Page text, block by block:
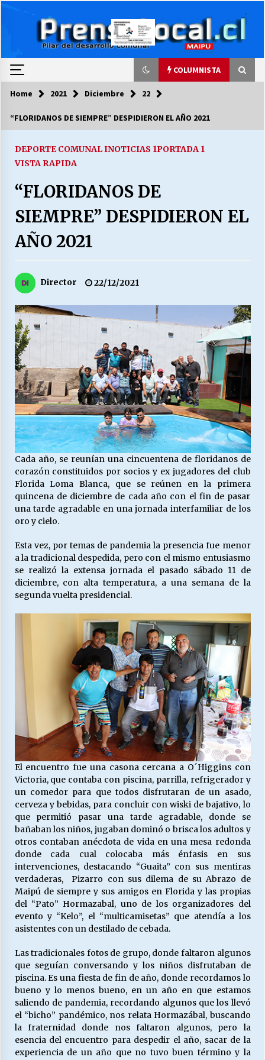
COLUMNISTA
COLUMNISTA
cuándo van a bajar?
LA DC POR SIEMPRE.RECORDANDO 69 AÑOS DE
HISTORIA
28/07/2026
“ORGULLOSOS DE SER DC” SALUDA EL
LABORAL:
13/07/2026
Escuela hospitalaria El Carmen de Maipu.
25/06/2026
¿Qué habrían dicho?
23/06/2026
VOLVER A SER ALTERNATIVA
16/06/2026
MUNICIPALIDADES, HONORARIOS, DESPIDOS
Releyendo la Rerum Novarum a 135 años. “La
cuestión social hoy”.
16/05/2026
S.O.S. a los ricos, Save Our Souls (Salvar
Nuestras Almas)
30/04/2026
¿Asesores con doble sueldo?
18/04/2026
Chile y sus segmentos de la riqueza
06/04/2026
Home 2021 Diciembre 22
“FLORIDANOS DE SIEMPRE” DESPIDIERON EL AÑO 2021
DEPORTE COMUNAL INOTICIAS 1PORTADA 1
VISTA RAPIDA
“FLORIDANOS DE
SIEMPRE” DESPIDIERON EL
AÑO 2021
Director 22/12/2021
Cada año, se reunían una cincuentena de floridanos de
corazón constituidos por socios y ex jugadores del club
Florida Loma Blanca, que se reúnen en la primera
quincena de diciembre de cada año con el fin de pasar
una tarde agradable en una jornada interfamiliar de los
oro y cielo.
Esta vez, por temas de pandemia la presencia fue menor
a la tradicional despedida, pero con el mismo entusiasmo
se realizó la extensa jornada el pasado sábado 11 de
diciembre, con alta temperatura, a una semana de la
segunda vuelta presidencial.
El encuentro fue una casona cercana a O´Higgins con
Victoria, que contaba con piscina, parrilla, refrigerador y
un comedor para que todos disfrutaran de un asado,
cerveza y bebidas, para concluir con wiski de bajativo, lo
que permitió pasar una tarde agradable, donde se
bañaban los niños, jugaban dominó o brisca los adultos y
otros contaban anécdota de vida en una mesa redonda
donde cada cual colocaba más énfasis en sus
intervenciones, destacando “Guaita” con sus mentiras
verdaderas, Pizarro con sus dilema de su Abrazo de
Maipú de siempre y sus amigos en Florida y las propias
del “Pato” Hormazabal, uno de los organizadores del
evento y “Kelo”, el “multicamisetas” que atendía a los
asistentes con un destilado de cebada.
Las tradicionales fotos de grupo, donde faltaron algunos
que seguían conversando y los niños disfrutaban de
piscina. Es una fiesta de fin de año, donde recordamos lo
bueno y lo menos bueno, en un año en que estamos
saliendo de pandemia, recordando algunos que los llevó
el “bicho” pandémico, nos relata Hormazábal, buscando
la fraternidad donde nos faltaron algunos, pero la
esencia del encuentro para despedir el año, sacar de la
experiencia de un año que no tuvo buen término y la